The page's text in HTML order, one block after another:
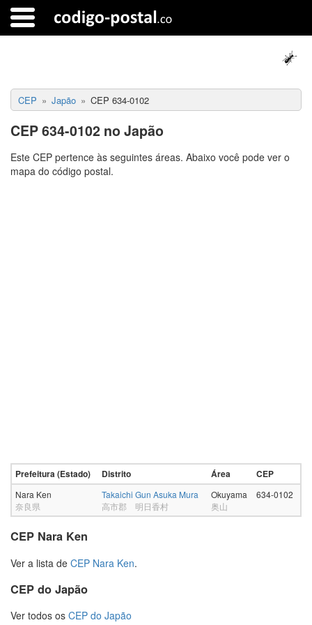
CEP Japão CEP 634-0102
CEP 634-0102 no Japão
Este CEP pertence às seguintes áreas. Abaixo você pode ver o
mapa do código postal.
Prefeitura (Estado) Distrito Área CEP
Nara Ken
奈良県
Takaichi Gun Asuka Mura
高市郡 明日香村
Okuyama
奥山
634-0102
CEP Nara Ken
Ver a lista de CEP Nara Ken.
CEP do Japão
Ver todos os CEP do Japão